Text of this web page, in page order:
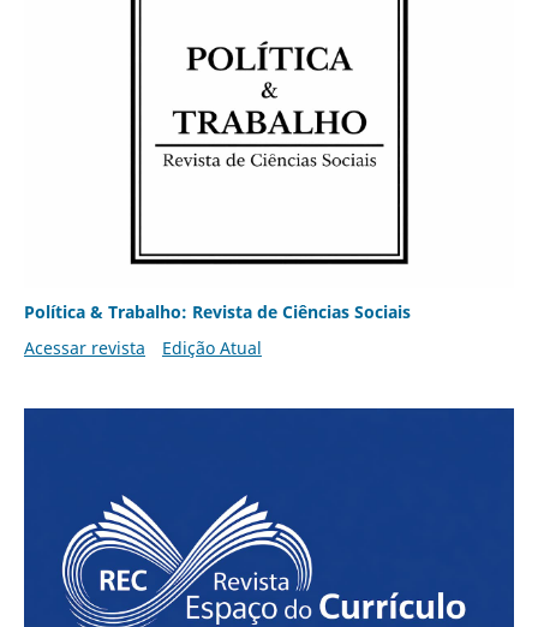
Política & Trabalho: Revista de Ciências Sociais
Acessar revista
Edição Atual